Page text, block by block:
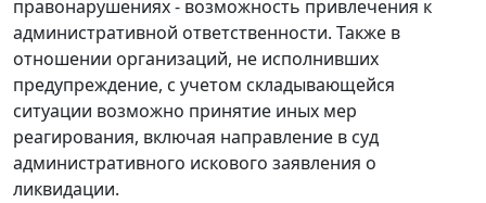
правонарушениях - возможность привлечения к
административной ответственности. Также в
отношении организаций, не исполнивших
предупреждение, с учетом складывающейся
ситуации возможно принятие иных мер
реагирования, включая направление в суд
административного искового заявления о
ликвидации.